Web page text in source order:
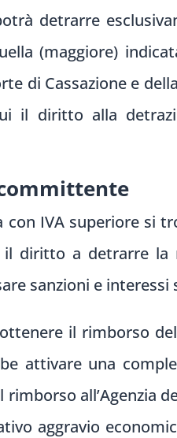
detrarre
(maggiore)
di Cassazione e
il diritto alla
IVA superiore si
diritto a detrarre la
sanzioni e interessi
il rimborso
attivare una
all’Agenzia
aggravio